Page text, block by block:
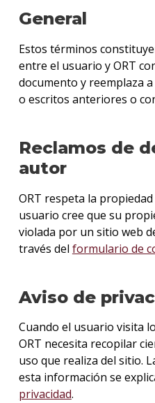
General
Estos términos
entre el usuario y ORT
documento y reemplaza
o escritos anteriores o
Reclamos de
autor
ORT respeta la
usuario cree que su
violada por un sitio web
través del formulario de
Aviso de
Cuando el usuario visita
ORT necesita recopilar
uso que realiza del sitio.
esta información se
privacidad.